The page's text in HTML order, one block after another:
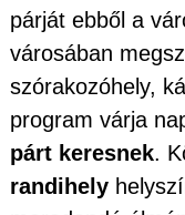
párját ebből a
városában
szórakozóhely,
program várja
párt keresnek.
randihely